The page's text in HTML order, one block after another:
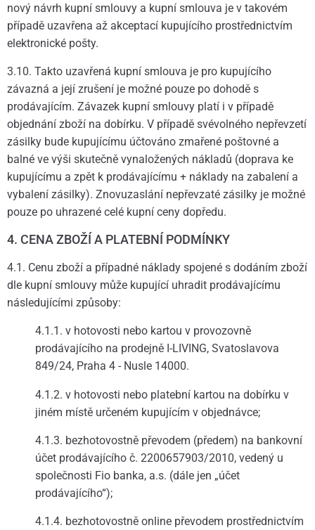
nový návrh kupní smlouvy a kupní smlouva je v takovém
případě uzavřena až akceptací kupujícího prostřednictvím
elektronické pošty.
3.10. Takto uzavřená kupní smlouva je pro kupujícího
závazná a její zrušení je možné pouze po dohodě s
prodávajícím. Závazek kupní smlouvy platí i v případě
objednání zboží na dobírku. V případě svévolného nepřevzetí
zásilky bude kupujícímu účtováno zmařené poštovné a
balné ve výši skutečně vynaložených nákladů (doprava ke
kupujícímu a zpět k prodávajícímu + náklady na zabalení a
vybalení zásilky). Znovuzaslání nepřevzaté zásilky je možné
pouze po uhrazené celé kupní ceny dopředu.
4. CENA ZBOŽÍ A PLATEBNÍ PODMÍNKY
4.1. Cenu zboží a případné náklady spojené s dodáním zboží
dle kupní smlouvy může kupující uhradit prodávajícímu
následujícími způsoby:
4.1.1. v hotovosti nebo kartou v provozovně
prodávajícího na prodejně I-LIVING, Svatoslavova
849/24, Praha 4 - Nusle 14000.
4.1.2. v hotovosti nebo platební kartou na dobírku v
jiném místě určeném kupujícím v objednávce;
4.1.3. bezhotovostně převodem (předem) na bankovní
účet prodávajícího č. 2200657903/2010, vedený u
společnosti Fio banka, a.s. (dále jen „účet
prodávajícího“);
4.1.4. bezhotovostně online převodem prostřednictvím